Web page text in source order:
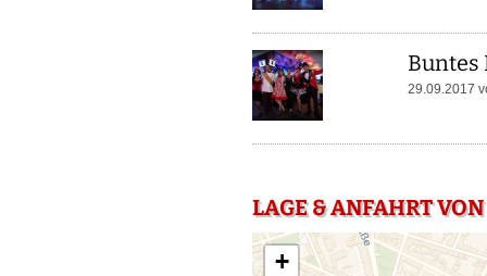
Buntes
29.09.2017
LAGE & ANFAHRT
+